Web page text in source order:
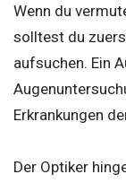
Wenn du
solltest du
aufsuchen. Ein
Erkrankungen
Der Optiker